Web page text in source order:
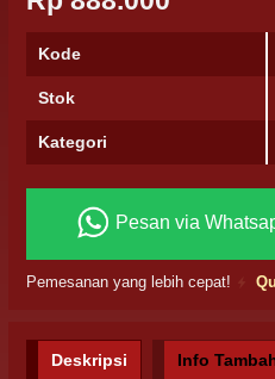
Kode
Stok
Kategori
Pesan via
Pemesanan yang lebih cepat!
Deskripsi Info